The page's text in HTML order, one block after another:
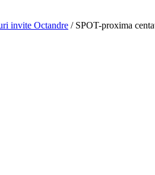
invite Octandre / SPOT-proxima